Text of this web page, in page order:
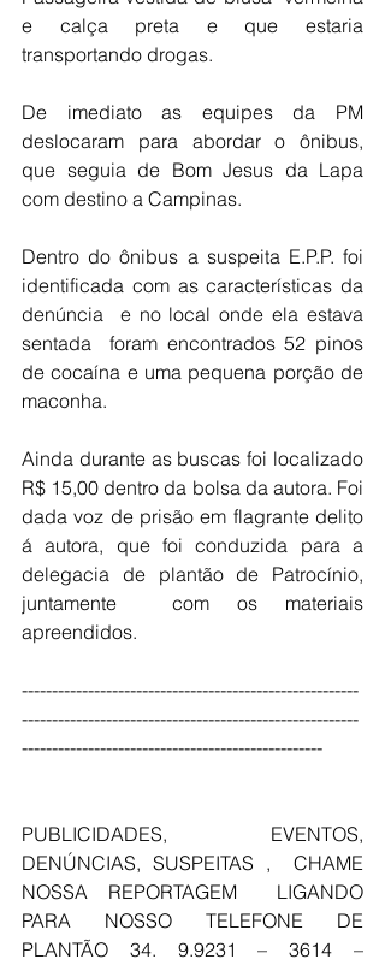
e calça preta e que estaria
transportando drogas.
De imediato as equipes da PM
deslocaram para abordar o ônibus,
que seguia de Bom Jesus da Lapa
com destino a Campinas.
Dentro do ônibus a suspeita E.P.P. foi
identificada com as características da
denúncia  e no local onde ela estava
sentada  foram encontrados 52 pinos
de cocaína e uma pequena porção de
maconha.
Ainda durante as buscas foi localizado
R$ 15,00 dentro da bolsa da autora. Foi
dada voz de prisão em flagrante delito
á autora, que foi conduzida para a
delegacia de plantão de Patrocínio,
juntamente  com os materiais
apreendidos.
--------------------------------------------------------
--------------------------------------------------------
--------------------------------------------------
PUBLICIDADES, EVENTOS,
DENÚNCIAS, SUSPEITAS ,  CHAME
NOSSA REPORTAGEM  LIGANDO
PARA NOSSO TELEFONE DE
PLANTÃO 34. 9.9231 – 3614 –